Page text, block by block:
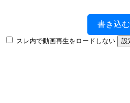
書き込む
スレ内で動画再生をロードしない